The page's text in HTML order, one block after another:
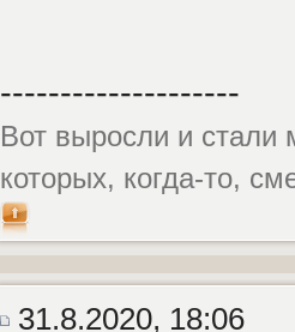
--------------------
Вот выросли и стали
которых, когда-то,
31.8.2020, 18:06